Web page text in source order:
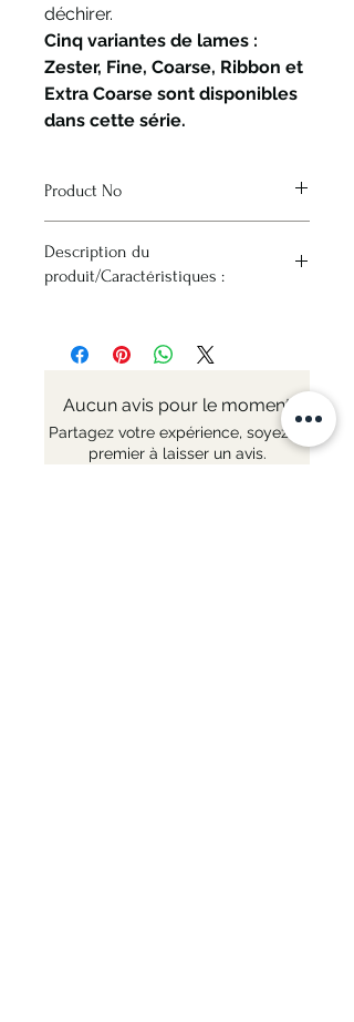
déchirer.
Cinq variantes de lames :
Zester, Fine, Coarse, Ribbon et
Extra Coarse sont disponibles
dans cette série.
Product No
Description du
produit/Caractéristiques :
photodécoupée, durable et ultra-
tranchante - Fabriquée aux
Poignée élégante en noyer, du
Kentucky (États-Unis)
Cadre élégant et robuste
Aucun avis pour le moment
Partagez votre expérience, soyez le
premier à laisser un avis.